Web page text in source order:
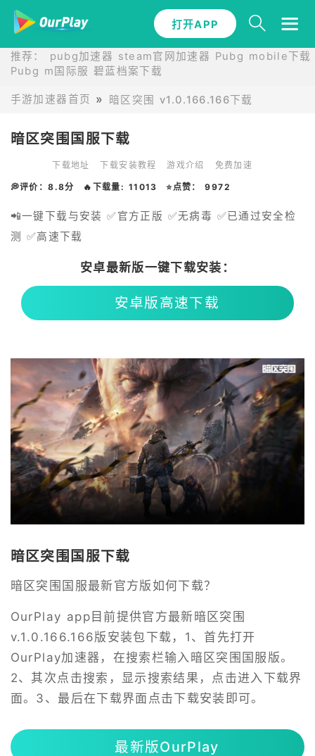
打开APP
推荐： pubg加速器 steam官网加速器 Pubg mobile下载
Pubg m国际服 碧蓝档案下载
手游加速器首页 暗区突围 v1.0.166.166下载
暗区突围国服下载
下载地址 下载安装教程 游戏介绍 免费加速
💭评价：8.8分 🔥下载量: 11013 ⭐点赞： 9972
📲一键下载与安装 ✅官方正版 ✅无病毒 ✅已通过安全检
测 ✅高速下载
安卓最新版一键下载安装：
安卓版高速下载
暗区突围国服下载
暗区突围国服最新官方版如何下载？
OurPlay app目前提供官方最新暗区突围
v.1.0.166.166版安装包下载，1、首先打开
OurPlay加速器，在搜索栏输入暗区突围国服版。
2、其次点击搜索，显示搜索结果，点击进入下载界
面。3、最后在下载界面点击下载安装即可。
最新版OurPlay